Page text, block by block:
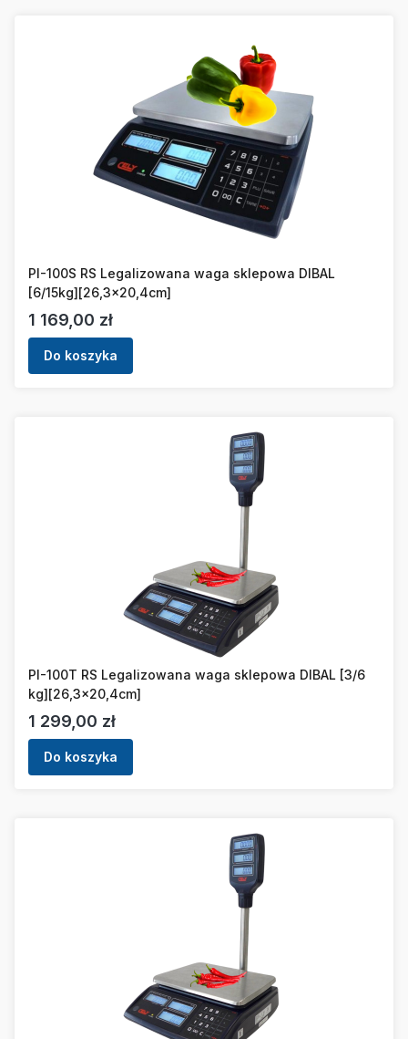
PI-100S RS Legalizowana waga sklepowa DIBAL
[6/15kg][26,3x20,4cm]
Cena
1 169,00 zł
Do koszyka
PI-100T RS Legalizowana waga sklepowa DIBAL [3/6
kg][26,3x20,4cm]
Cena
1 299,00 zł
Do koszyka